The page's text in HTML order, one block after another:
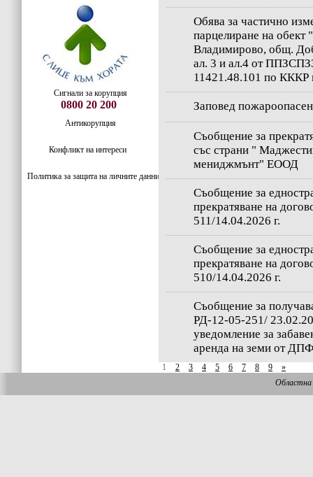
Сигнали за корупция
0800 20 200
Антикорупция
Конфликт на интереси
Политика за защита на личните данни
Обява за частично
парцелиране на обект
Владимирово, общ.
ал. 3 и ал.4 от
11421.48.101 по КККР
Заповед
Съобщение за
със страни "
мениджмънт" ЕООД
Съобщение за
прекратяване на
511/14.04.2026 г.
Съобщение за
прекратяване на
510/14.04.2026 г.
Съобщение за
РД-12-05-251/
уведомление за
аренда на земи от
1 2 3 4 5 6 7 8 9
»
Областна